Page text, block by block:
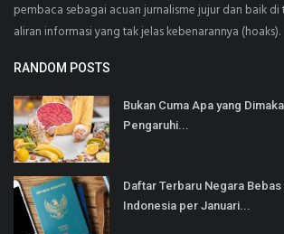
pembaca sebagai acuan jurnalisme jujur dan baik di
aliran informasi yang tak jelas kebenarannya (hoaks).
RANDOM POSTS
Bukan Cuma Apa yang
Pengaruhi...
Daftar Terbaru Negara Bebas
Indonesia per Januari...